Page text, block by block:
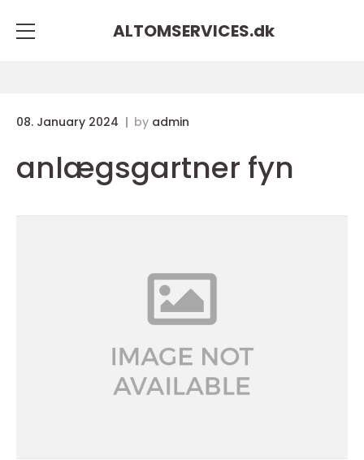
ALTOMSERVICES.dk
08. January 2024 by admin
anlægsgartner fyn